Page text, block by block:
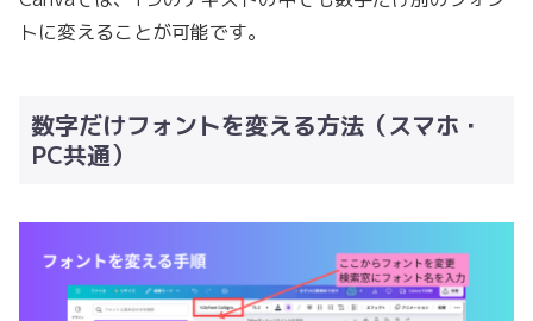
トに変えることが可能です。
数字だけフォントを変える方法（スマホ・
PC共通）